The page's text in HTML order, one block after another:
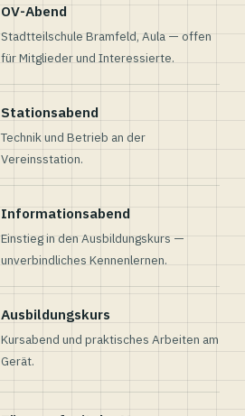
OV-Abend
Stadtteilschule Bramfeld, Aula — offen
für Mitglieder und Interessierte.
Stationsabend
Technik und Betrieb an der
Vereinsstation.
Informationsabend
Einstieg in den Ausbildungskurs —
unverbindliches Kennenlernen.
Ausbildungskurs
Kursabend und praktisches Arbeiten am
Gerät.